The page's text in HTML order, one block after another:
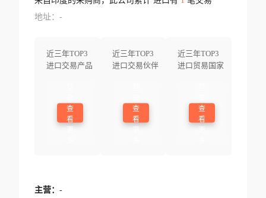
地址：-
近三年TOP3
进口交易产品
查
看
近三年TOP3
进口交易伙伴
查
看
近三年TOP3
进口贸易国家
查
看
主营： -